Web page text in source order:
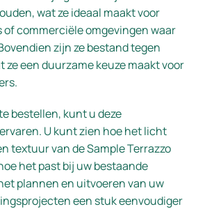
wat ze ideaal maakt voor
commerciële omgevingen waar
zijn ze bestand tegen
ze een duurzame keuze maakt voor
bestellen, kunt u deze
U kunt zien hoe het licht
textuur van de Sample Terrazzo
het past bij uw bestaande
plannen en uitvoeren van uw
een stuk eenvoudiger